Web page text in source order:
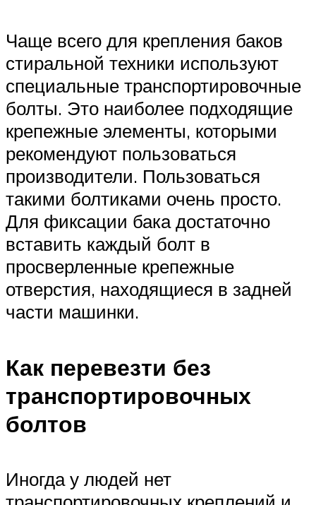
Чаще всего для крепления баков
стиральной техники используют
специальные транспортировочные
болты. Это наиболее подходящие
крепежные элементы, которыми
рекомендуют пользоваться
производители. Пользоваться
такими болтиками очень просто.
Для фиксации бака достаточно
вставить каждый болт в
просверленные крепежные
отверстия, находящиеся в задней
части машинки.
Как перевезти без
транспортировочных
болтов
Иногда у людей нет